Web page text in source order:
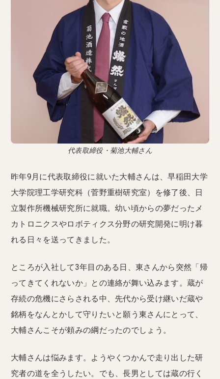
代表取締役・菊池大輔さん
昨年9月に代表取締役に就いた大輔さんは、早稲田大学
大学院理工学研究科（菅野重樹研究室）を修了後、日
立製作所機械研究所に就職。幼い頃からの夢だったメ
カトロニクスやロボティクス分野の研究開発に明け暮
れる日々を送ってきました。
ところが入社して3年目のある日、東さんから突然「帰
ってきてくれないか」との連絡が舞い込みます。蔵が
存続の危機にさらされる中、先代から受け継いだ蔵や
銘柄をなんとかして守りたいと願う東さんにとって、
大輔さんこそが頼みの綱だったのでしょう。
大輔さんは悩みます。ようやくつかんで走り出した研
究者の道を全うしたい。でも、長男としては蔵の行く